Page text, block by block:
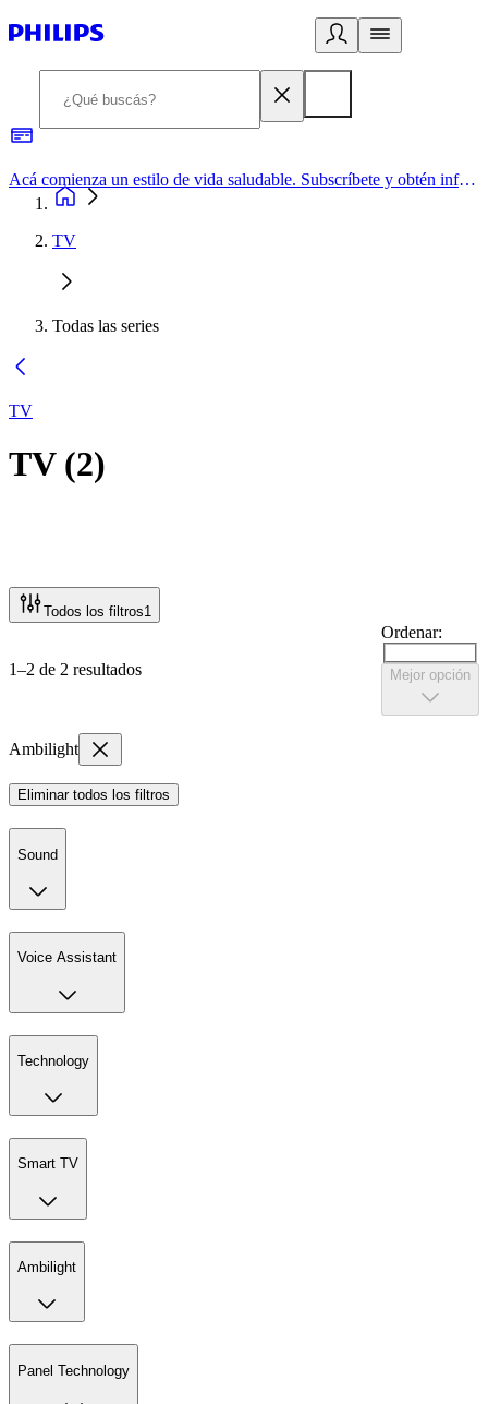
Acá comienza un estilo de vida saludable. Subscríbete y obtén información de primera mano
TV
Todas las series
TV
TV(2)
Todos los filtros1
1–2 de 2 resultados
Ordenar:
Mejor opción
Ambilight
Eliminar todos los filtros
Sound
Voice Assistant
Technology
Smart TV
Ambilight
Panel Technology